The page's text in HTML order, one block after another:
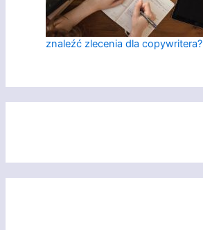
znaleźć zlecenia dla copywritera?